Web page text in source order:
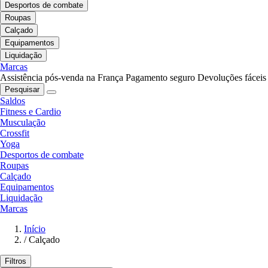
Desportos de combate
Roupas
Calçado
Equipamentos
Liquidação
Marcas
Assistência pós-venda na França Pagamento seguro Devoluções fáceis
Pesquisar
Saldos
Fitness e Cardio
Musculação
Crossfit
Yoga
Desportos de combate
Roupas
Calçado
Equipamentos
Liquidação
Marcas
Início
/ Calçado
Filtros